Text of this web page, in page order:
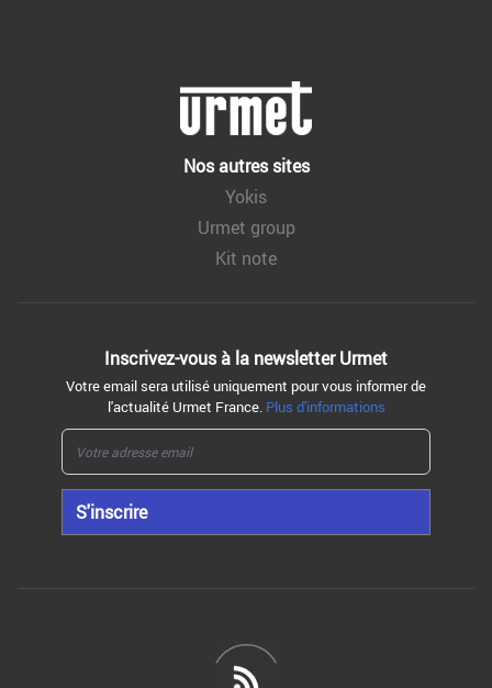
Nos autres sites
Yokis
Urmet group
Kit note
Inscrivez-vous à la newsletter Urmet
Votre email sera utilisé uniquement pour vous informer de
l'actualité Urmet France. Plus d'informations
S'inscrire